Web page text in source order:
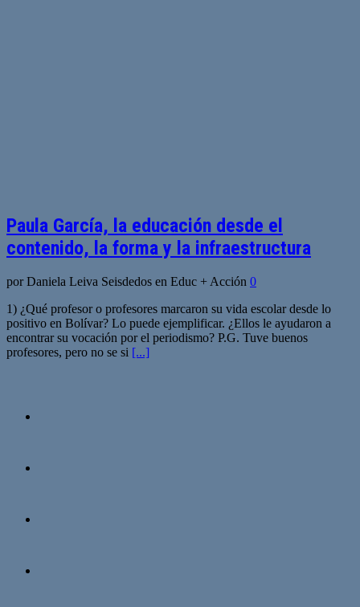
Paula García, la educación desde el
contenido, la forma y la infraestructura
por Daniela Leiva Seisdedos en Educ + Acción 0
1) ¿Qué profesor o profesores marcaron su vida escolar desde lo
positivo en Bolívar? Lo puede ejemplificar. ¿Ellos le ayudaron a
encontrar su vocación por el periodismo? P.G. Tuve buenos
profesores, pero no se si [...]